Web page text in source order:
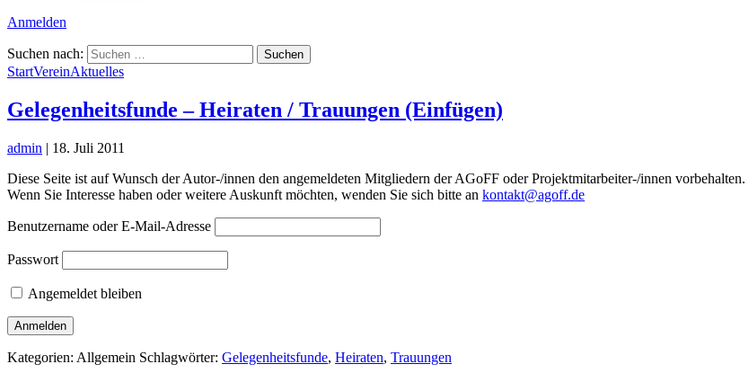
Anmelden
Suchen nach:
StartVereinAktuelles
Gelegenheitsfunde – Heiraten / Trauungen (Einfügen)
admin | 18. Juli 2011
Diese Seite ist auf Wunsch der Autor-/innen den angemeldeten Mitgliedern der AGoFF oder Projektmitarbeiter-/innen vorbehalten.
Wenn Sie Interesse haben oder weitere Auskunft möchten, wenden Sie sich bitte an kontakt@agoff.de
Benutzername oder E-Mail-Adresse
Passwort
Angemeldet bleiben
Kategorien: Allgemein Schlagwörter: Gelegenheitsfunde, Heiraten, Trauungen